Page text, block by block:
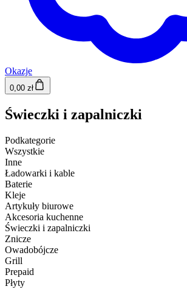
Okazje
0,00 zł
Świeczki i zapalniczki
Podkategorie
Wszystkie
Inne
Ładowarki i kable
Baterie
Kleje
Artykuły biurowe
Akcesoria kuchenne
Świeczki i zapalniczki
Znicze
Owadobójcze
Grill
Prepaid
Płyty